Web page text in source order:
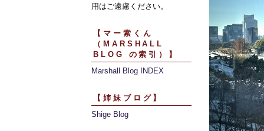
用はご遠慮ください。
【マー索くん
（MARSHALL
BLOG の索引）】
Marshall Blog INDEX
【姉妹ブログ】
Shige Blog